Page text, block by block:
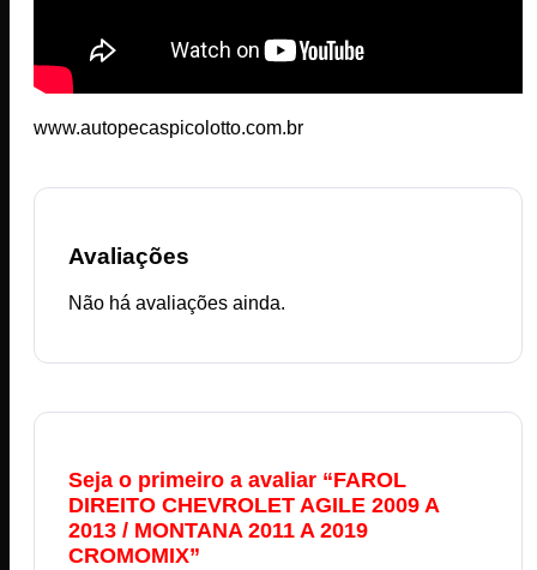
www.autopecaspicolotto.com.br
Avaliações
Não há avaliações ainda.
Seja o primeiro a avaliar “FAROL
DIREITO CHEVROLET AGILE 2009 A
2013 / MONTANA 2011 A 2019
CROMOMIX”